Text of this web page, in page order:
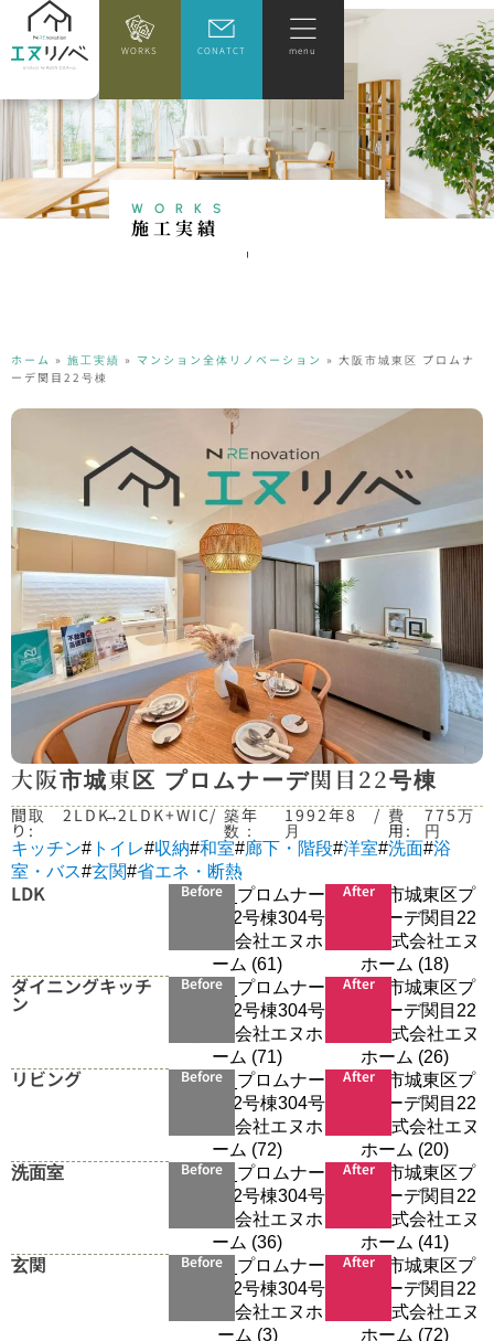
WORKS CONATCT menu
WORKS
施工実績
ホーム » 施工実績 » マンション全体リノベーション » 大阪市城東区 プロムナ
ーデ関目22号棟
大阪市城東区 プロムナーデ関目22号棟
間取
り:
2LDK→2LDK+WIC/ 築年
数：
1992年8
月
/ 費
用:
775万
円
キッチン# トイレ#収納#和室#廊下・階段#洋室#洗面#浴
室・バス#玄関#省エネ・断熱
LDK Before After
ダイニングキッチ
ン
Before After
リビング Before After
洗面室 Before After
玄関 Before After